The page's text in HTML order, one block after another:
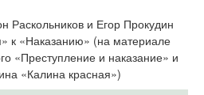
Раскольников и Егор Прокудин
к «Наказанию» (на материале
«Преступление и наказание» и
«Калина красная»)